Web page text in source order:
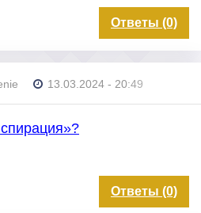
Ответы (0)
13.03.2024 - 20:49
Ответы (0)